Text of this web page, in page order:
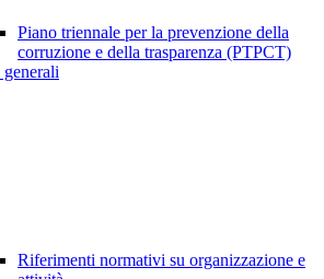
Piano triennale per la prevenzione della
corruzione e della trasparenza (PTPCT)
Riferimenti normativi su organizzazione e